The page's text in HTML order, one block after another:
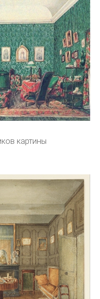
картины